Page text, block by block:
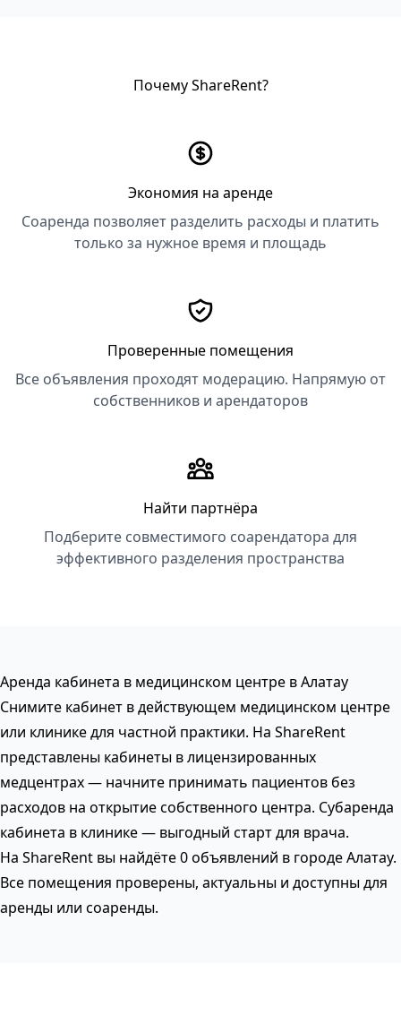
Почему ShareRent?
Экономия на аренде
Соаренда позволяет разделить расходы и платить
только за нужное время и площадь
Проверенные помещения
Все объявления проходят модерацию. Напрямую от
собственников и арендаторов
Найти партнёра
Подберите совместимого соарендатора для
эффективного разделения пространства
Аренда кабинета в медицинском центре в Алатау
Снимите кабинет в действующем медицинском центре
или клинике для частной практики. На ShareRent
представлены кабинеты в лицензированных
медцентрах — начните принимать пациентов без
расходов на открытие собственного центра. Субаренда
кабинета в клинике — выгодный старт для врача.
На ShareRent вы найдёте 0 объявлений в городе Алатау.
Все помещения проверены, актуальны и доступны для
аренды или соаренды.